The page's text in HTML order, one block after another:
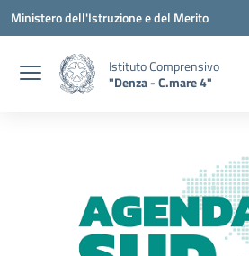
Vai ai contenuti
Vai al menu di navigazione
Vai al footer
Ministero dell'Istruzione e del Merito
Istituto Comprensivo
"Denza - C.mare 4"